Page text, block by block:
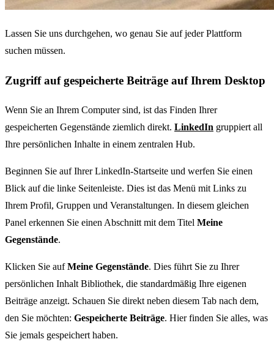
Lassen Sie uns durchgehen, wo genau Sie auf jeder Plattform
suchen müssen.
Zugriff auf gespeicherte Beiträge auf Ihrem Desktop
Wenn Sie an Ihrem Computer sind, ist das Finden Ihrer
gespeicherten Gegenstände ziemlich direkt. LinkedIn gruppiert all
Ihre persönlichen Inhalte in einem zentralen Hub.
Beginnen Sie auf Ihrer LinkedIn-Startseite und werfen Sie einen
Blick auf die linke Seitenleiste. Dies ist das Menü mit Links zu
Ihrem Profil, Gruppen und Veranstaltungen. In diesem gleichen
Panel erkennen Sie einen Abschnitt mit dem Titel Meine
Gegenstände.
Klicken Sie aufMeine Gegenstände. Dies führt Sie zu Ihrer
persönlichen Inhalt Bibliothek, die standardmäßig Ihre eigenen
Beiträge anzeigt. Schauen Sie direkt neben diesem Tab nach dem,
den Sie möchten: Gespeicherte Beiträge. Hier finden Sie alles, was
Sie jemals gespeichert haben.